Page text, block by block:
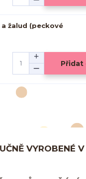
žalud (peckové
Přidat
VYROBENÉ V